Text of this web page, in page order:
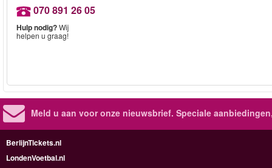
070 891 26 05
Hulp nodig?Wij
helpen u graag!
Meld u aan voor onze nieuwsbrief. Speciale
BerlijnTickets.nl
LondenVoetbal.nl